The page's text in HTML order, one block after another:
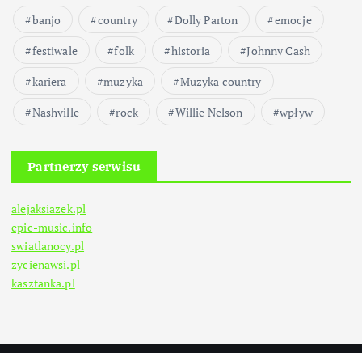
banjo country Dolly Parton
emocje
festiwale
folk historia
Johnny Cash
kariera
muzyka
Muzyka country
Nashville
rock Willie Nelson wpływ
Partnerzy serwisu
alejaksiazek.pl
epic-music.info
swiatlanocy.pl
zycienawsi.pl
kasztanka.pl